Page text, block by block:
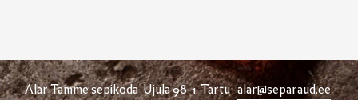
Alar Tamme sepikoda Ujula 98-1 Tartualar@separaud.ee